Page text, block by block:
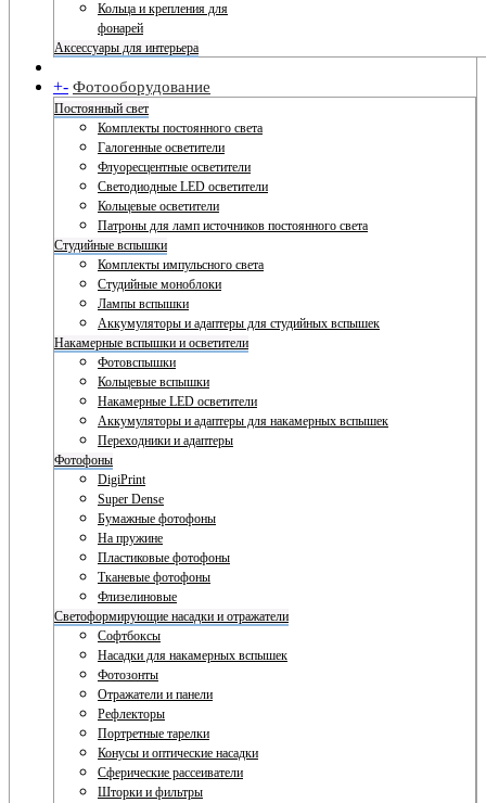
Кольца и крепления для
фонарей
Аксессуары для интерьера
+- Фотооборудование
Постоянный свет
Комплекты постоянного света
Галогенные осветители
Флуоресцентные осветители
Светодиодные LED осветители
Кольцевые осветители
Патроны для ламп источников постоянного света
Студийные вспышки
Комплекты импульсного света
Студийные моноблоки
Лампы вспышки
Аккумуляторы и адаптеры для студийных вспышек
Накамерные вспышки и осветители
Фотовспышки
Кольцевые вспышки
Накамерные LED осветители
Аккумуляторы и адаптеры для накамерных вспышек
Переходники и адаптеры
Фотофоны
DigiPrint
Super Dense
Бумажные фотофоны
На пружине
Пластиковые фотофоны
Тканевые фотофоны
Флизелиновые
Светоформирующие насадки и отражатели
Софтбоксы
Насадки для накамерных вспышек
Фотозонты
Отражатели и панели
Рефлекторы
Портретные тарелки
Конусы и оптические насадки
Сферические рассеиватели
Шторки и фильтры